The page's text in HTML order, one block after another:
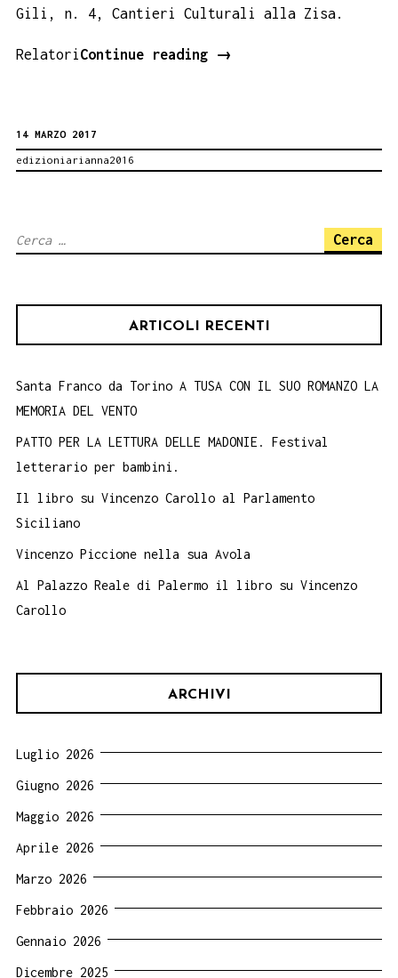
Gili, n. 4, Cantieri Culturali alla Zisa.
RelatoriContinue reading
LA
16
marzo
→
14 MARZO 2017
edizioniarianna2016
Ricerca
ARTICOLI RECENTI
Santa Franco da Torino A TUSA CON IL SUO ROMANZO LA
MEMORIA DEL VENTO
PATTO PER LA LETTURA DELLE MADONIE. Festival
letterario per bambini.
Il libro su Vincenzo Carollo al Parlamento
Siciliano
Vincenzo Piccione nella sua Avola
Al Palazzo Reale di Palermo il libro su Vincenzo
Carollo
ARCHIVI
Luglio 2026
Giugno 2026
Maggio 2026
Aprile 2026
Marzo 2026
Febbraio 2026
Gennaio 2026
Dicembre 2025